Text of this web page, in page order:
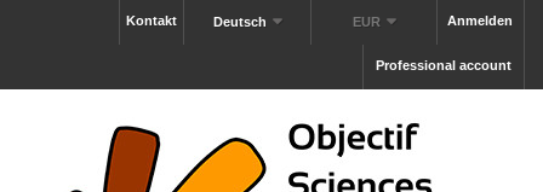
Anmelden
EUR
Deutsch
Kontakt
Professional account